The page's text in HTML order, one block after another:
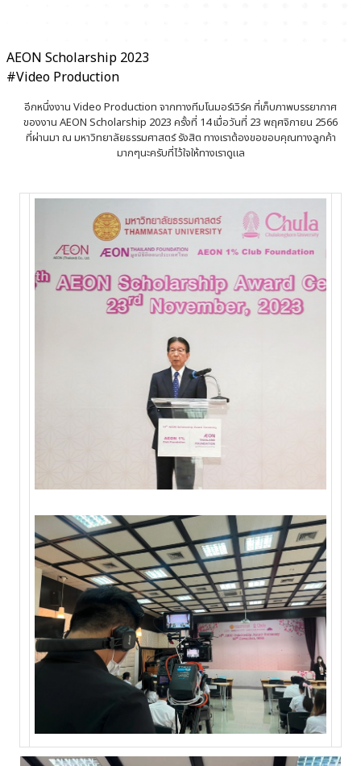
AEON Scholarship 2023
#Video Production
อีกหนึ่งงาน Video Production จากทางทีมโนมอร์เวิร์ค ที่เก็บภาพบรรยากาศ
ของงาน AEON Scholarship 2023 ครั้งที่ 14 เมื่อวันที่ 23 พฤศจิกายน 2566
ที่ผ่านมา ณ มหาวิทยาลัยธรรมศาสตร์ รังสิต ทางเราต้องขอขอบคุณทางลูกค้า
มากๆนะครับที่ไว้ใจให้ทางเราดูแล